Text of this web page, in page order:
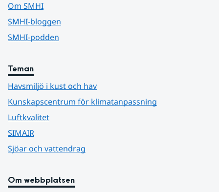
Om SMHI
SMHI-bloggen
SMHI-podden
Teman
Havsmiljö i kust och hav
Kunskapscentrum för klimatanpassning
Luftkvalitet
SIMAIR
Sjöar och vattendrag
Om webbplatsen